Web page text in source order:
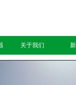
关于我们